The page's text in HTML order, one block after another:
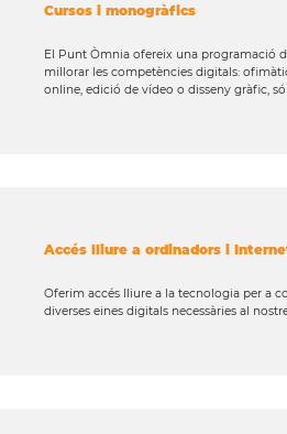
Cursos i monogràfics
El Punt Òmnia ofereix una programació
millorar les competències digitals:
online, edició de vídeo o disseny gràfic,
Accés lliure a ordinadors i
Oferim accés lliure a la tecnologia per a
diverses eines digitals necessàries al